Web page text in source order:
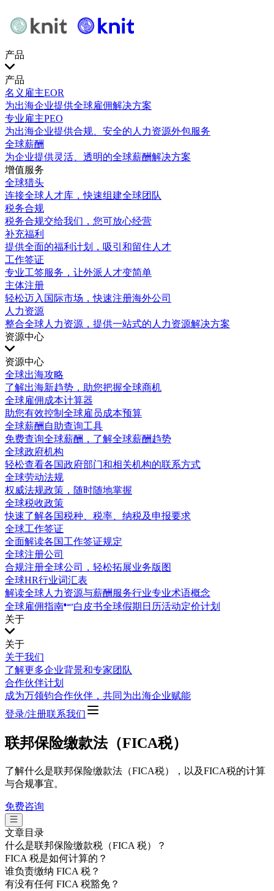
产品
产品
名义雇主EOR
为出海企业提供全球雇佣解决方案
专业雇主PEO
为出海企业提供合规、安全的人力资源外包服务
全球薪酬
为企业提供灵活、透明的全球薪酬解决方案
增值服务
全球猎头
连接全球人才库，快速组建全球团队
税务合规
税务合规交给我们，您可放心经营
补充福利
提供全面的福利计划，吸引和留住人才
工作签证
专业工签服务，让外派人才变简单
主体注册
轻松迈入国际市场，快速注册海外公司
人力资源
整合全球人力资源，提供一站式的人力资源解决方案
资源中心
资源中心
全球出海攻略
了解出海新趋势，助您把握全球商机
全球雇佣成本计算器
助您有效控制全球雇员成本预算
全球薪酬自助查询工具
免费查询全球薪酬，了解全球薪酬趋势
全球政府机构
轻松查看各国政府部门和相关机构的联系方式
全球劳动法规
权威法规政策，随时随地掌握
全球税收政策
快速了解各国税种、税率、纳税及申报要求
全球工作签证
全面解读各国工作签证规定
全球注册公司
合规注册全球公司，轻松拓展业务版图
全球HR行业词汇表
解读全球人力资源与薪酬服务行业专业术语概念
全球雇佣指南
白皮书全球假期日历活动定价计划
关于
关于
关于我们
了解更多企业背景和专家团队
合作伙伴计划
成为万领钧合作伙伴，共同为出海企业赋能
登录/注册联系我们
联邦保险缴款法（FICA税）
了解什么是联邦保险缴款法（FICA税），以及FICA税的计算
与合规事宜。
免费咨询
文章目录
什么是联邦保险缴款税（FICA 税）？
FICA 税是如何计算的？
谁负责缴纳 FICA 税？
有没有任何 FICA 税豁免？